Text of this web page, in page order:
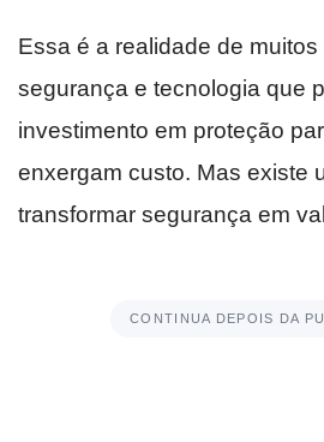
Essa é a realidade de
segurança e tecnologia que
investimento em proteção
enxergam custo. Mas existe
transformar segurança em
CONTINUA DEPOIS DA